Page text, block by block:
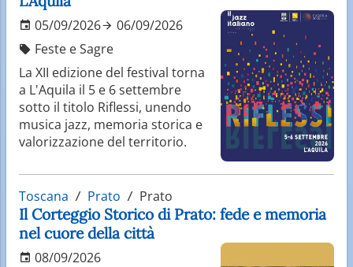
05/09/2026
06/09/2026
Feste e Sagre
La XII edizione del festival torna
a L'Aquila il 5 e 6 settembre
sotto il titolo Riflessi, unendo
musica jazz, memoria storica e
valorizzazione del territorio.
Toscana Prato Prato
Il Corteggio Storico di Prato: fede e memoria
nel cuore della città
08/09/2026